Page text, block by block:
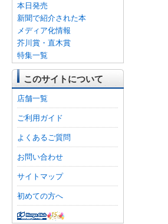
本日発売
新聞で紹介された本
メディア化情報
芥川賞・直木賞
特集一覧
このサイトについて
店舗一覧
ご利用ガイド
よくあるご質問
お問い合わせ
サイトマップ
初めての方へ